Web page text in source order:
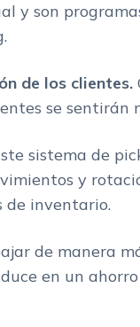
y son
de los clientes.
se
sistema de
y
de inventario.
de manera
en un